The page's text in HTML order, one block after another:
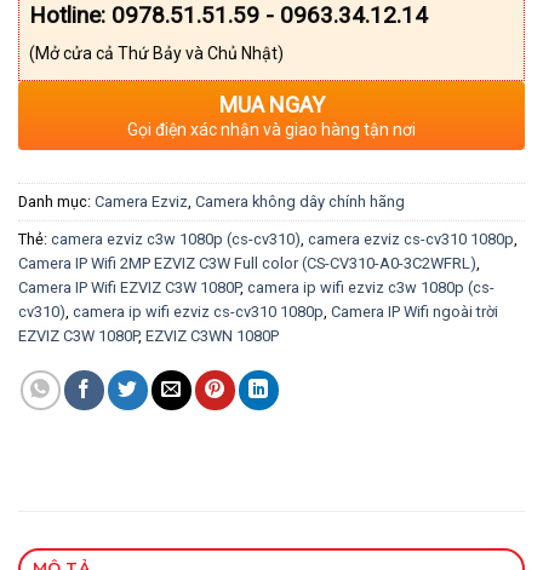
Hotline: 0978.51.51.59 - 0963.34.12.14
(Mở cửa cả Thứ Bảy và Chủ Nhật)
MUA NGAY
Gọi điện xác nhận và giao hàng tận nơi
Danh mục: Camera Ezviz, Camera không dây chính hãng
Thẻ: camera ezviz c3w 1080p (cs-cv310), camera ezviz cs-cv310 1080p,
Camera IP Wifi 2MP EZVIZ C3W Full color (CS-CV310-A0-3C2WFRL),
Camera IP Wifi EZVIZ C3W 1080P, camera ip wifi ezviz c3w 1080p (cs-
cv310), camera ip wifi ezviz cs-cv310 1080p, Camera IP Wifi ngoài trời
EZVIZ C3W 1080P, EZVIZ C3WN 1080P